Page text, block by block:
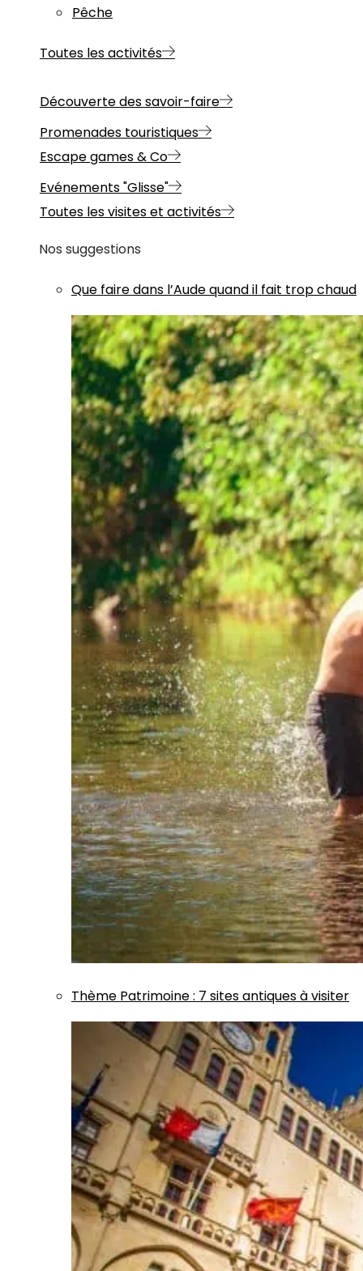
Pêche
Toutes les activités
Découverte des savoir-faire
Promenades touristiques
Escape games & Co
Evénements "Glisse"
Toutes les visites et activités
Nos suggestions
Que faire dans l’Aude quand il fait trop chaud
Thème Patrimoine: 7 sites antiques à visiter